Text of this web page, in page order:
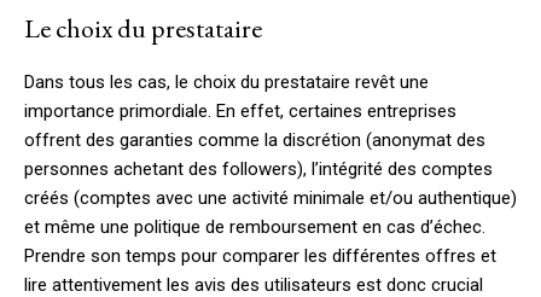
Le choix du prestataire
Dans tous les cas, le choix du prestataire revêt une
importance primordiale. En effet, certaines entreprises
offrent des garanties comme la discrétion (anonymat des
personnes achetant des followers), l’intégrité des comptes
créés (comptes avec une activité minimale et/ou authentique)
et même une politique de remboursement en cas d’échec.
Prendre son temps pour comparer les différentes offres et
lire attentivement les avis des utilisateurs est donc crucial